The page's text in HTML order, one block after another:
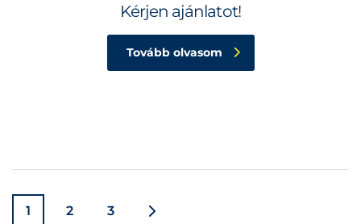
Kérjen ajánlatot!
Tovább olvasom
1 2 3